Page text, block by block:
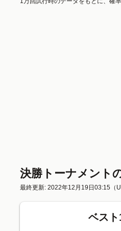
決勝トーナメント
最終更新: 2022年12月19日03:15 （
ベスト